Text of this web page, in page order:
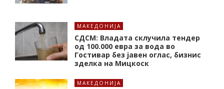
МАКЕДОНИЈА
СДСМ: Владата склучила тендер
од 100.000 евра за вода во
Гостивар без јавен оглас, бизнис
зделка на Мицкоск
МАКЕДОНИЈА